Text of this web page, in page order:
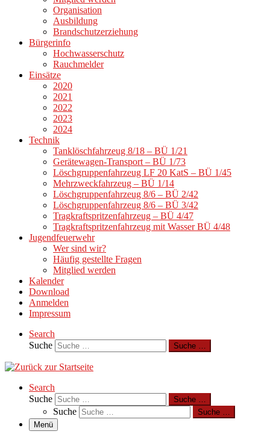
Organisation
Ausbildung
Brandschutzerziehung
Bürgerinfo
Hochwasserschutz
Rauchmelder
Einsätze
2020
2021
2022
2023
2024
Technik
Tanklöschfahrzeug 8/18 – BÜ 1/21
Gerätewagen-Transport – BÜ 1/73
Löschgruppenfahrzeug LF 20 KatS – BÜ 1/45
Mehrzweckfahrzeug – BÜ 1/14
Löschgruppenfahrzeug 8/6 – BÜ 2/42
Löschgruppenfahrzeug 8/6 – BÜ 3/42
Tragkraftspritzenfahrzeug – BÜ 4/47
Tragkraftspritzenfahrzeug mit Wasser BÜ 4/48
Jugendfeuerwehr
Wer sind wir?
Häufig gestellte Fragen
Mitglied werden
Kalender
Download
Anmelden
Impressum
Search
Suche
Suche …
Search
Suche
Suche …
Suche
Suche …
Menü